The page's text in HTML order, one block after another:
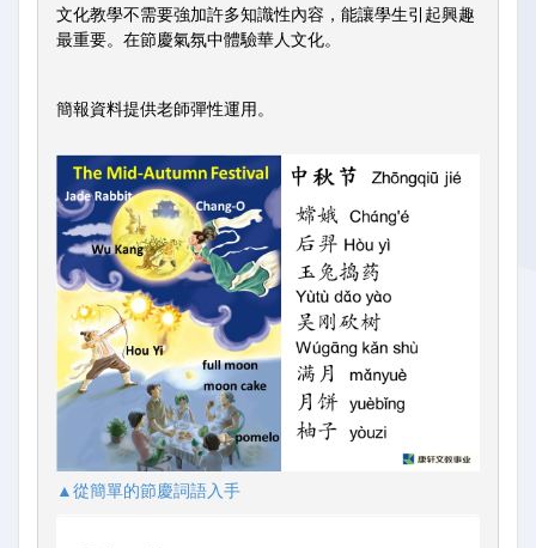
文化教學不需要強加許多知識性內容，能讓學生引起興趣
最重要。在節慶氣氛中體驗華人文化。
簡報資料提供老師彈性運用。
▲從簡單的節慶詞語入手